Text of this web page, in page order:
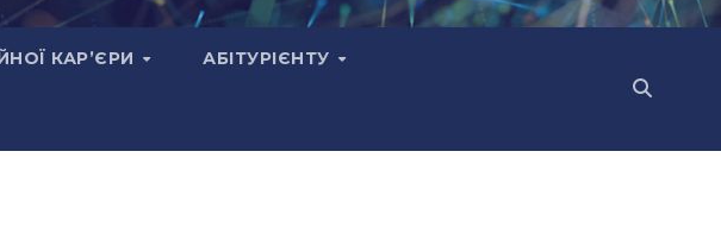
КАР’ЄРИ АБІТУРІЄНТУ